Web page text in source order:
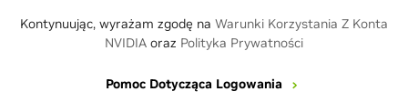
Kontynuując, wyrażam zgodę na Warunki Korzystania Z Konta
NVIDIA oraz Polityka Prywatności
Pomoc Dotycząca Logowania